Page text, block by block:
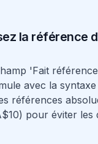
la référence
'Fait
avec la
références
pour éviter les